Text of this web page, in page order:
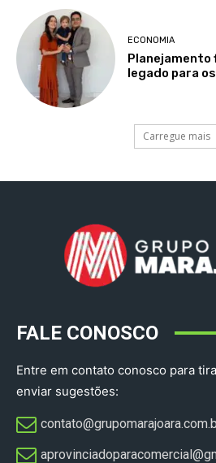
ECONOMIA
legado para
Carregue mais
FALE CONOSCO
Entre em contato conosco para
enviar sugestões: